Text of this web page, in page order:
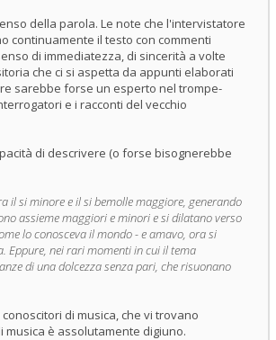
della parola. Le note che l'intervistatore
continuamente il testo con commenti
di immediatezza, di sincerità a volte
che ci si aspetta da appunti elaborati
sarebbe forse un esperto nel trompe-
e i racconti del vecchio
di descrivere (o forse bisognerebbe
si minore e il si bemolle maggiore, generando
assieme maggiori e minori e si dilatano verso
lo conosceva il mondo - e amavo, ora si
Eppure, nei rari momenti in cui il tema
di una dolcezza senza pari, che risuonano
di musica, che vi trovano
musica è assolutamente digiuno.